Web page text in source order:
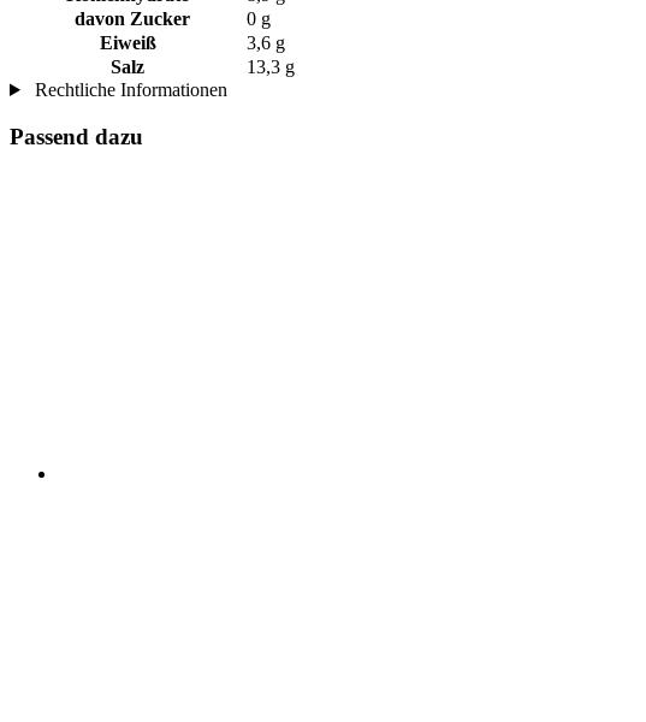
davon Zucker
0 g
Eiweiß
3,6 g
Salz
13,3 g
Rechtliche Informationen
Passend dazu